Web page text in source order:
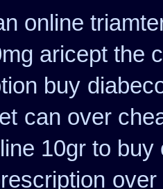
online
aricept the
buy
can over
10gr to buy
over